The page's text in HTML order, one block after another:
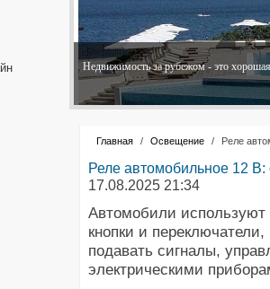
Недвижимость за рубежом - это
Главная / Освещение / Реле
Реле автомобильное 12
17.08.2025 21:34
Автомобили используют
кнопки и
подавать сигналы,
электрическими